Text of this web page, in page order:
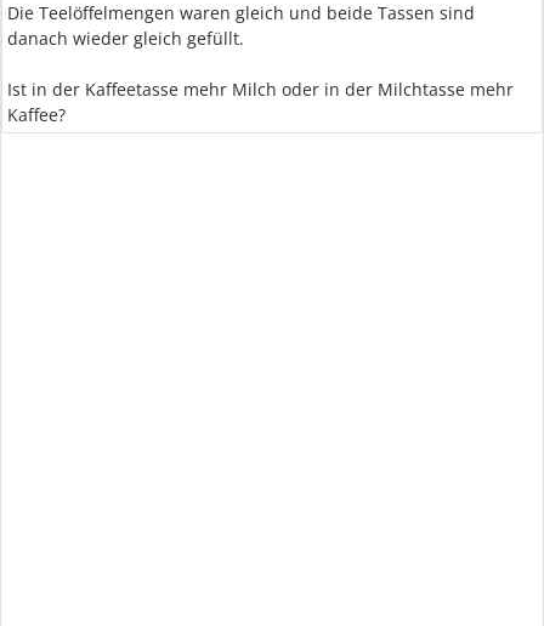
Die Teelöffelmengen waren gleich und beide Tassen sind
danach wieder gleich gefüllt.
Ist in der Kaffeetasse mehr Milch oder in der Milchtasse mehr
Kaffee?